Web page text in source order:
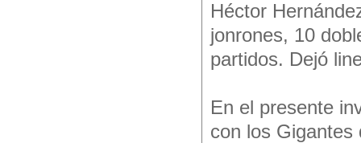
Héctor
jonrones, 10
partidos. Dejó
En el presente
con los Gigantes